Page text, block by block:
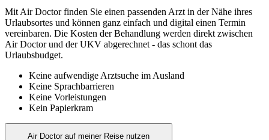
Mit Air Doctor finden Sie einen passenden Arzt in der Nähe ihres
Urlaubsortes und können ganz einfach und digital einen Termin
vereinbaren. Die Kosten der Behandlung werden direkt zwischen
Air Doctor und der UKV abgerechnet - das schont das
Urlaubsbudget.
Keine aufwendige Arztsuche im Ausland
Keine Sprachbarrieren
Keine Vorleistungen
Kein Papierkram
Air Doctor auf meiner Reise nutzen